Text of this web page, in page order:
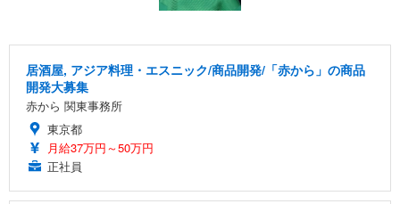
居酒屋, アジア料理・エスニック/商品開発/「赤から」の商品
開発大募集
赤から 関東事務所
東京都
月給37万円～50万円
正社員